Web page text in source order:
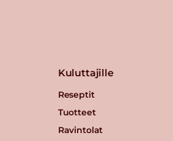
Kuluttajille
Reseptit
Tuotteet
Ravintolat